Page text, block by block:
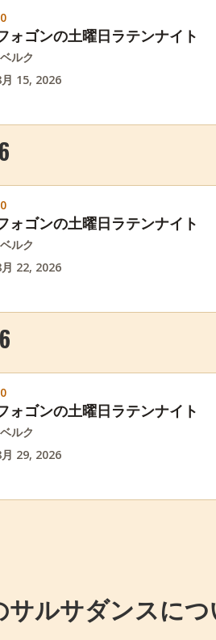
ォゴンの土曜日ラテンナイト
ルク
15, 2026
ォゴンの土曜日ラテンナイト
ルク
22, 2026
ォゴンの土曜日ラテンナイト
ルク
29, 2026
ルサダンスにつ